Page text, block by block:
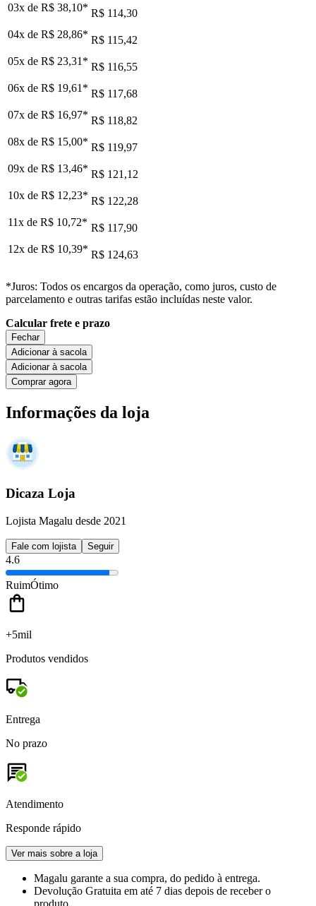
03x de R$ 38,10* R$ 114,30
04x de R$ 28,86* R$ 115,42
05x de R$ 23,31 * R$ 116,55
06x de R$ 19,61 * R$ 117,68
07x de R$ 16,97* R$ 118,82
08x de R$ 15,00* R$ 119,97
09x de R$ 13,46* R$ 121,12
10x de R$ 12,23* R$ 122,28
11x de R$ 10,72* R$ 117,90
12x de R$ 10,39* R$ 124,63
*Juros: Todos os encargos da operação, como juros, custo de
parcelamento e outras tarifas estão incluídas neste valor.
Calcular frete e prazo
Fechar
Adicionar à sacola
Adicionar à sacola
Comprar agora
Informações da loja
Dicaza Loja
Lojista Magalu desde 2021
Fale com lojista Seguir
4.6
RuimÓtimo
+5mil
Produtos vendidos
Entrega
No prazo
Atendimento
Responde rápido
Ver mais sobre a loja
Magalu garante a sua compra, do pedido à entrega.
Devolução Gratuita em até 7 dias depois de receber o
produto.